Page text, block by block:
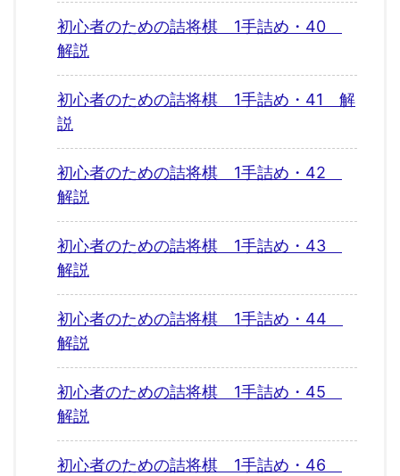
初心者のための詰将棋 1手詰め・40
解説
初心者のための詰将棋 1手詰め・41 解
説
初心者のための詰将棋 1手詰め・42
解説
初心者のための詰将棋 1手詰め・43
解説
初心者のための詰将棋 1手詰め・44
解説
初心者のための詰将棋 1手詰め・45
解説
初心者のための詰将棋 1手詰め・46